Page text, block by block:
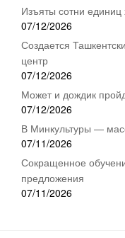
Изъяты сотни единиц
07/12/2026
Создается
центр
07/12/2026
Может и дождик
07/12/2026
В Минкультуры —
07/11/2026
Сокращенное
предложения
07/11/2026